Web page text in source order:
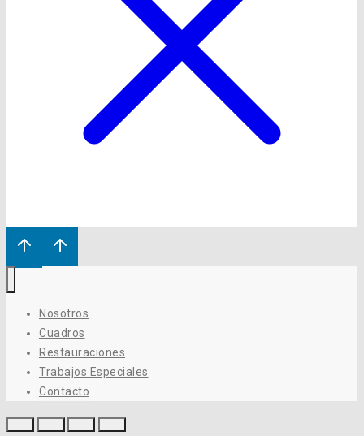
Nosotros
Cuadros
Restauraciones
Trabajos Especiales
Contacto